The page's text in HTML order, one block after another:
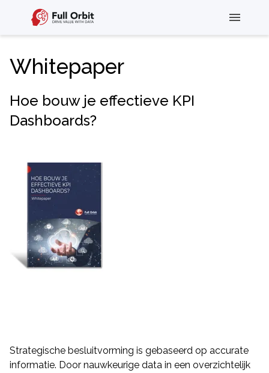
Whitepaper
Hoe bouw je effectieve KPI
Dashboards?
Strategische besluitvorming is gebaseerd op accurate
informatie. Door nauwkeurige data in een overzichtelijk